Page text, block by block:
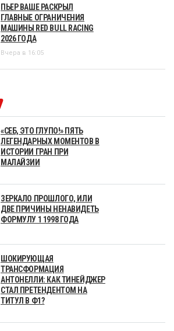
ПЬЕР ВАШЕ РАСКРЫЛ
ГЛАВНЫЕ ОГРАНИЧЕНИЯ
МАШИНЫ RED BULL RACING
2026 ГОДА
Вчера в 16:05
«СЕБ, ЭТО ГЛУПО!» ПЯТЬ
ЛЕГЕНДАРНЫХ МОМЕНТОВ В
ИСТОРИИ ГРАН ПРИ
МАЛАЙЗИИ
ЗЕРКАЛО ПРОШЛОГО, ИЛИ
ДВЕ ПРИЧИНЫ НЕНАВИДЕТЬ
ФОРМУЛУ 1 1998 ГОДА
ШОКИРУЮЩАЯ
ТРАНСФОРМАЦИЯ
АНТОНЕЛЛИ: КАК ТИНЕЙДЖЕР
СТАЛ ПРЕТЕНДЕНТОМ НА
ТИТУЛ В Ф1?